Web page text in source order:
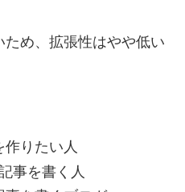
め、拡張性はやや低い
作りたい人
事を書く人